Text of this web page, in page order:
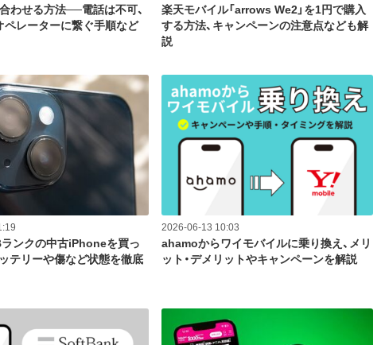
わせる方法──電話は不可、
ペレーターに繋ぐ手順など
楽天モバイル「arrows We2」を1円で購入
する方法、キャンペーンの注意点なども解
説
ンクの中古iPhoneを買っ
テリーや傷など状態を徹底
2026-06-13 10:03
ahamoからワイモバイルに乗り換え、メリ
ット・デメリットやキャンペーンを解説